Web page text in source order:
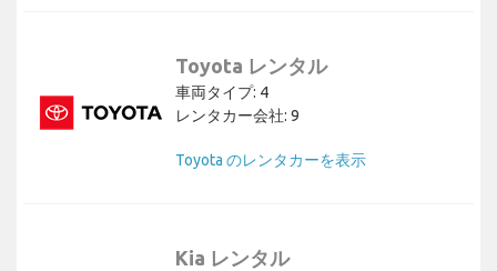
Toyota レンタル
車両タイプ: 4
レンタカー会社: 9
Toyota のレンタカーを表示
Kia レンタル